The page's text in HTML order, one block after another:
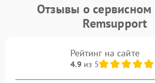
Отзывы о сервисном
Remsupport
Рейтинг на сайте
4.9из 5